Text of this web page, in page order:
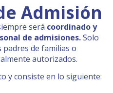
Admisión
será coordinado y
de admisiones.Solo
de familias o
autorizados.
y consiste en lo siguiente: